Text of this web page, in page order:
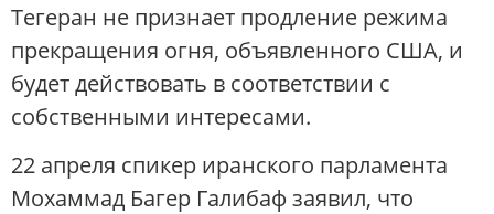
Тегеран не признает продление режима
прекращения огня, объявленного США, и
будет действовать в соответствии с
собственными интересами.
22 апреля спикер иранского парламента
Мохаммад Багер Галибаф заявил, что